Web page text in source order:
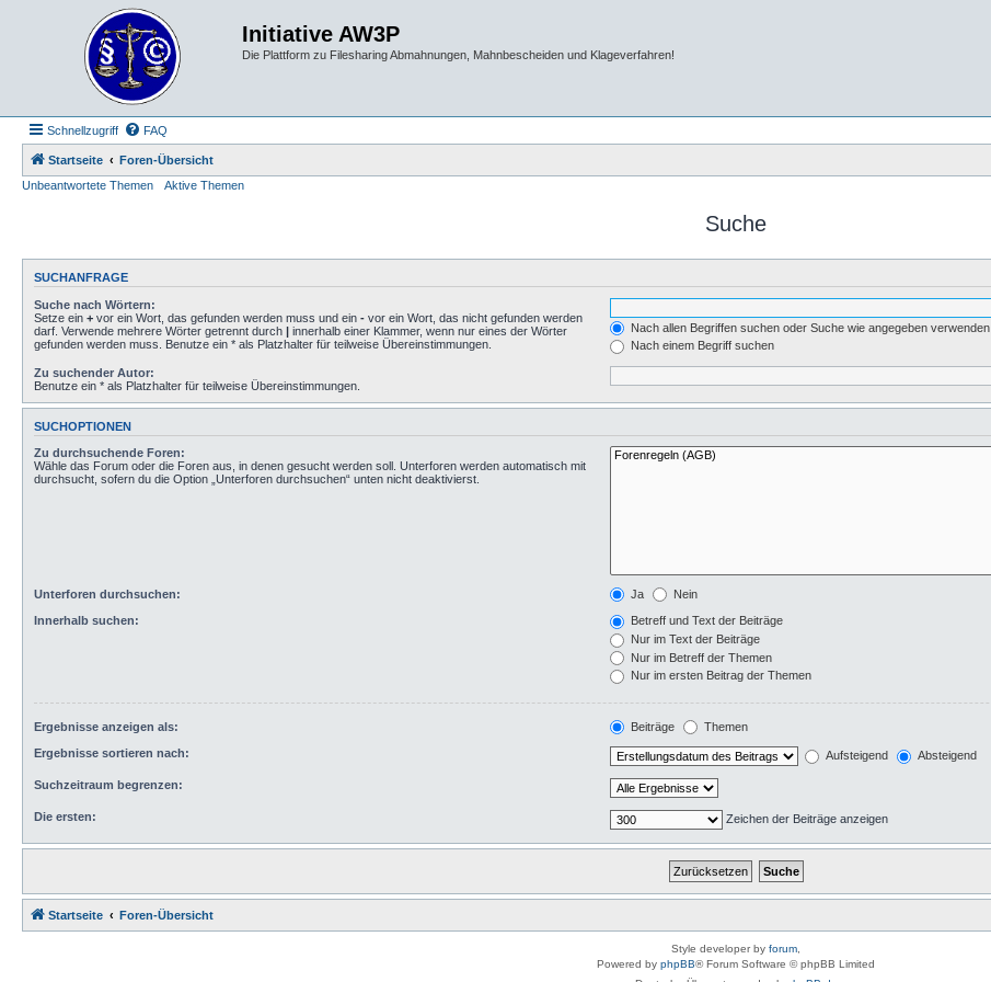
Initiative AW3P
Die Plattform zu Filesharing Abmahnungen, Mahnbescheiden und Klageverfahren!
Schnellzugriff FAQ
Startseite
Foren-Übersicht
Unbeantwortete Themen
Aktive Themen
Suche
SUCHANFRAGE
Suche nach Wörtern:
Setze ein + vor ein Wort, das gefunden werden muss und ein - vor ein Wort, das nicht gefunden werden
darf. Verwende mehrere Wörter getrennt durch | innerhalb einer Klammer, wenn nur eines der Wörter
gefunden werden muss. Benutze ein * als Platzhalter für teilweise Übereinstimmungen.
Nach allen Begriffen suchen oder Suche wie angegeben verwenden
Nach einem Begriff suchen
Zu suchender Autor:
Benutze ein * als Platzhalter für teilweise Übereinstimmungen.
SUCHOPTIONEN
Zu durchsuchende Foren:
Wähle das Forum oder die Foren aus, in denen gesucht werden soll. Unterforen werden automatisch mit
durchsucht, sofern du die Option „Unterforen durchsuchen“ unten nicht deaktivierst.
Unterforen durchsuchen: Ja Nein
Innerhalb suchen:
Betreff und Text der Beiträge
Nur im Text der Beiträge
Nur im Betreff der Themen
Nur im ersten Beitrag der Themen
Ergebnisse anzeigen als: Beiträge Themen
Ergebnisse sortieren nach: Aufsteigend Absteigend
Suchzeitraum begrenzen:
Die ersten: Zeichen der Beiträge anzeigen
Startseite Foren-Übersicht
Style developer by forum,
Powered by phpBB® Forum Software © phpBB Limited